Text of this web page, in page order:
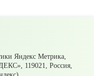
очень сильные дожди
итоги
Яндекс Метрика,
119021, Россия,